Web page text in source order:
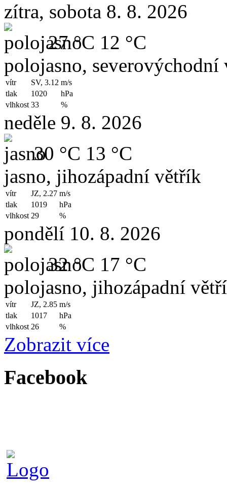
zítra, sobota 8. 8. 2026
27 °C 12 °C
polojasno, severovýchodní
vítr SV, 3.12 m/s
tlak
1020
hPa
vlhkost 33 %
neděle 9. 8. 2026
30 °C 13 °C
jasno, jihozápadní větřík
vítr JZ, 2.27 m/s
tlak
1019
hPa
vlhkost 29 %
pondělí 10. 8. 2026
32 °C 17 °C
polojasno, jihozápadní
vítr JZ, 2.85 m/s
tlak
1017
hPa
vlhkost 26 %
Zobrazit více
Facebook